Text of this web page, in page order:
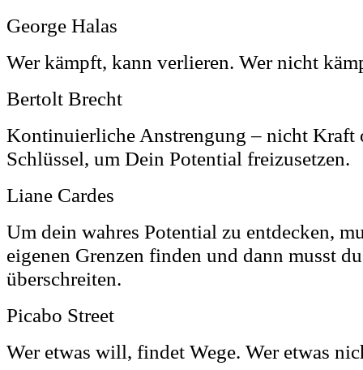
George Halas
Wer kämpft, kann verlieren. Wer nicht
Bertolt Brecht
Kontinuierliche Anstrengung – nicht Kraft
Schlüssel, um Dein Potential freizusetzen.
Liane Cardes
Um dein wahres Potential zu entdecken,
eigenen Grenzen finden und dann musst
überschreiten.
Picabo Street
Wer etwas will, findet Wege. Wer etwas